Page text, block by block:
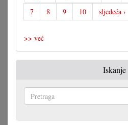
glas.no
7
8 9 10 sljedeća ›
>> već
Iskanje